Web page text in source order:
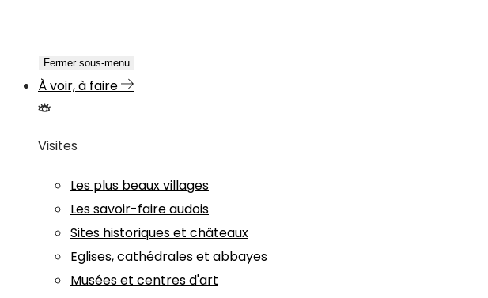
Fermer sous-menu
À voir, à faire
Visites
Les plus beaux villages
Les savoir-faire audois
Sites historiques et châteaux
Eglises, cathédrales et abbayes
Musées et centres d'art